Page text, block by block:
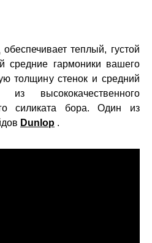
теплый, густой
средние гармоники вашего
толщину стенок и средний
из высококачественного
силиката бора. Один из
Dunlop .